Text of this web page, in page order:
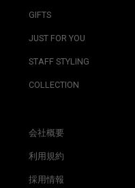
GIFTS
JUST FOR YOU
STAFF STYLING
COLLECTION
会社概要
利用規約
採用情報